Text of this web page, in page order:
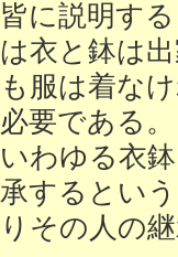
皆に説明す
は衣と鉢は
も服は着な
必要である
いわゆる衣
承するとい
りその人の